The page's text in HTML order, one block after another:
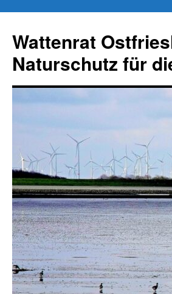
springen
Wattenrat
Naturschutz für